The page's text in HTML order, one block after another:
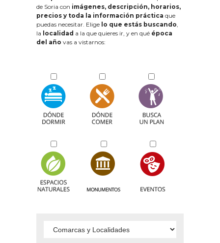
de Soria con imágenes, descripción, horarios,
precios y toda la información práctica que
puedas necesitar. Elige lo que estás buscando,
la localidad a la que quieres ir, y en qué época
del año vas a vistarnos: